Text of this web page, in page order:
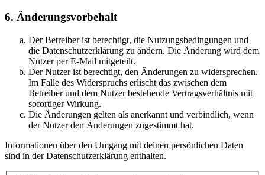
6. Änderungsvorbehalt
Der Betreiber ist berechtigt, die Nutzungsbedingungen und
die Datenschutzerklärung zu ändern. Die Änderung wird dem
Nutzer per E-Mail mitgeteilt.
Der Nutzer ist berechtigt, den Änderungen zu widersprechen.
Im Falle des Widerspruchs erlischt das zwischen dem
Betreiber und dem Nutzer bestehende Vertragsverhältnis mit
sofortiger Wirkung.
Die Änderungen gelten als anerkannt und verbindlich, wenn
der Nutzer den Änderungen zugestimmt hat.
Informationen über den Umgang mit deinen persönlichen Daten
sind in der Datenschutzerklärung enthalten.